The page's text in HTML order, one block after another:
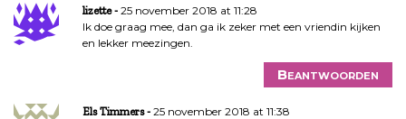
lizette
25 november 2018 at 11:28
Ik doe graag mee, dan ga ik zeker met een vriendin kijken
en lekker meezingen.
Beantwoorden
Els Timmers
25 november 2018 at 11:38